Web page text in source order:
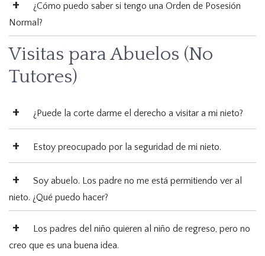
¿Cómo puedo saber si tengo una Orden de Posesión
Normal?
Visitas para Abuelos (No
Tutores)
¿Puede la corte darme el derecho a visitar a mi nieto?
Estoy preocupado por la seguridad de mi nieto.
Soy abuelo. Los padre no me está permitiendo ver al
nieto. ¿Qué puedo hacer?
Los padres del niño quieren al niño de regreso, pero no
creo que es una buena idea.